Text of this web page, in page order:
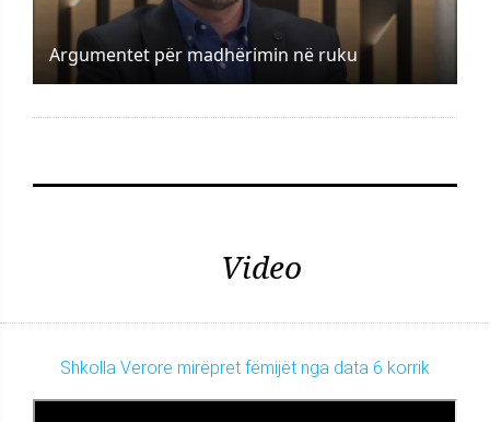
Argumentet për madhërimin në ruku
Video
Shkolla Verore mirëpret fëmijët nga data 6 korrik